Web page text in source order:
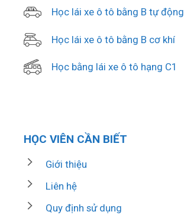
Học lái xe ô tô bằng B tự động
Học lái xe ô tô bằng B cơ khí
Học bằng lái xe ô tô hạng C1
HỌC VIÊN CẦN BIẾT
Giới thiệu
Liên hệ
Quy định sử dụng